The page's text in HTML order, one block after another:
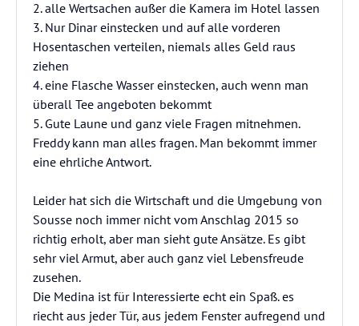
2. alle Wertsachen außer die Kamera im Hotel lassen
3. Nur Dinar einstecken und auf alle vorderen
Hosentaschen verteilen, niemals alles Geld raus
ziehen
4. eine Flasche Wasser einstecken, auch wenn man
überall Tee angeboten bekommt
5. Gute Laune und ganz viele Fragen mitnehmen.
Freddy kann man alles fragen. Man bekommt immer
eine ehrliche Antwort.
Leider hat sich die Wirtschaft und die Umgebung von
Sousse noch immer nicht vom Anschlag 2015 so
richtig erholt, aber man sieht gute Ansätze. Es gibt
sehr viel Armut, aber auch ganz viel Lebensfreude
zusehen.
Die Medina ist für Interessierte echt ein Spaß. es
riecht aus jeder Tür, aus jedem Fenster aufregend und